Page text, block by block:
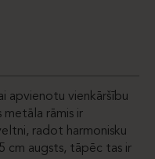
apvienotu vienkāršību
metāla rāmis ir
radot harmonisku
cm augsts, tāpēc tas ir